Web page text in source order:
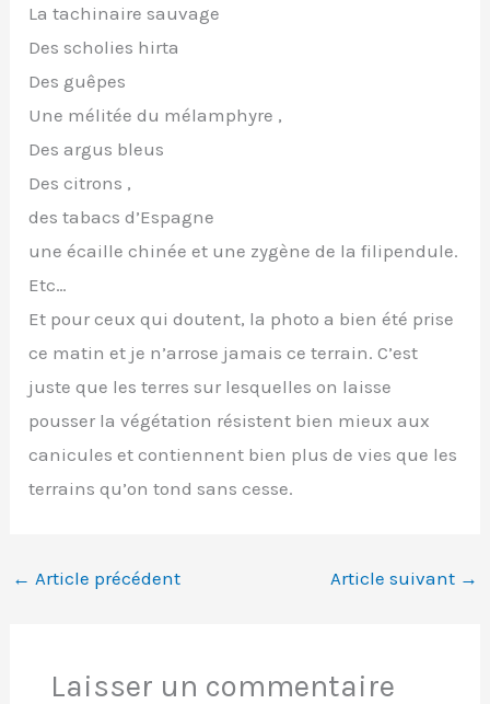
La tachinaire sauvage
Des scholies hirta
Des guêpes
Une mélitée du mélamphyre ,
Des argus bleus
Des citrons ,
des tabacs d’Espagne
une écaille chinée et une zygène de la filipendule.
Etc…
Et pour ceux qui doutent, la photo a bien été prise
ce matin et je n’arrose jamais ce terrain. C’est
juste que les terres sur lesquelles on laisse
pousser la végétation résistent bien mieux aux
canicules et contiennent bien plus de vies que les
terrains qu’on tond sans cesse.
← Article précédent Article suivant →
Laisser un commentaire